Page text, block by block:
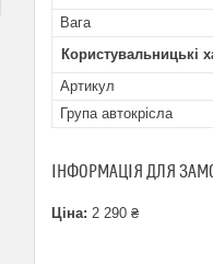
Вага
Користувальницькі
Артикул
Група автокрісла
ІНФОРМАЦІЯ ДЛЯ
Ціна: 2 290 ₴